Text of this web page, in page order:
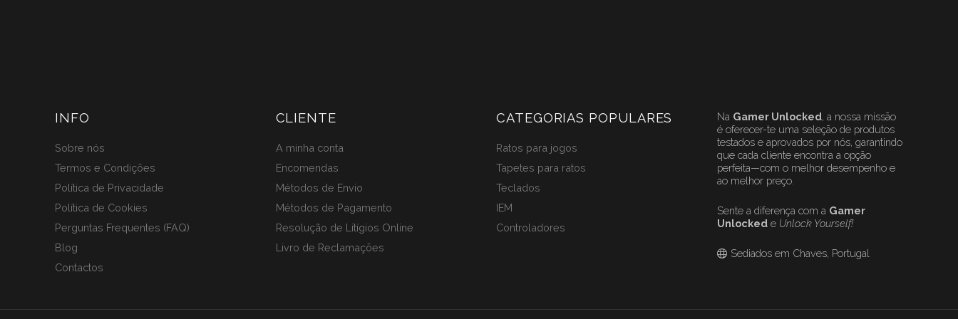
INFO
Sobre nós
Termos e Condições
Política de Privacidade
Política de Cookies
Perguntas Frequentes (FAQ)
Blog
Contactos
CLIENTE
A minha conta
Encomendas
Métodos de Envio
Métodos de Pagamento
Resolução de Litígios Online
Livro de Reclamações
CATEGORIAS POPULARES
Ratos para jogos
Tapetes para ratos
Teclados
IEM
Controladores
Na Gamer Unlocked, a nossa missão
é oferecer-te uma seleção de produtos
testados e aprovados por nós, garantindo
que cada cliente encontra a opção
perfeita—com o melhor desempenho e
ao melhor preço.
Sente a diferença com a Gamer
Unlockede Unlock Yourself!
Sediados em Chaves, Portugal